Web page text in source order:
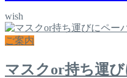
wish
ご案内
マスクor持ち運